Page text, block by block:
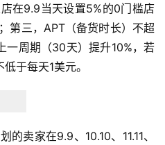
在9.9当天设置5%的0门槛店
第三，APT（备货时长）不超
一周期（30天）提升10%，若
于每天1美元。
卖家在9.9、10.10、11.11、